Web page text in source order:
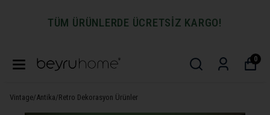
TÜM ÜRÜNLERDE ÜCRETSİZ KARGO!
0
Vintage/Antika/Retro Dekorasyon Ürünler